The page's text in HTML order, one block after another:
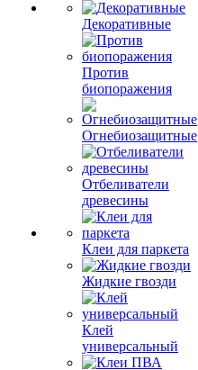
Декоративные
Против
биопоражения
Огнебиозащитные
Отбеливатели
древесины
Клеи для паркета
Жидкие гвозди
Клей
универсальный